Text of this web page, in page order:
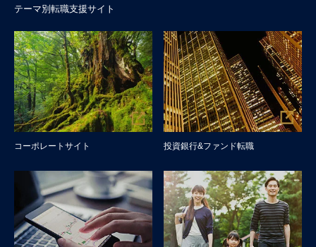
テーマ別転職支援サイト
コーポレートサイト 投資銀行&ファンド転職